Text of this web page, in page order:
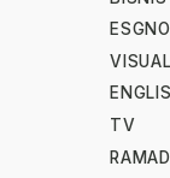
VISUAL
TV